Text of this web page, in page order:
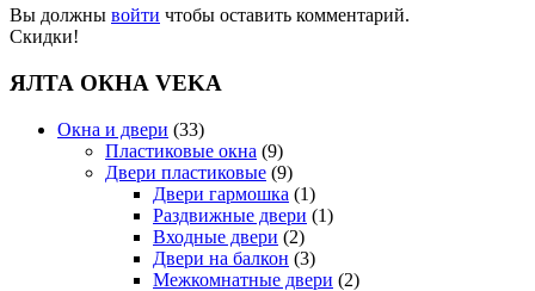
Вы должны войти чтобы оставить комментарий.
Скидки!
ЯЛТА ОКНА VEKA
Окна и двери (33)
Пластиковые окна (9)
Двери пластиковые (9)
Двери гармошка (1)
Раздвижные двери (1)
Входные двери (2)
Двери на балкон (3)
Межкомнатные двери (2)